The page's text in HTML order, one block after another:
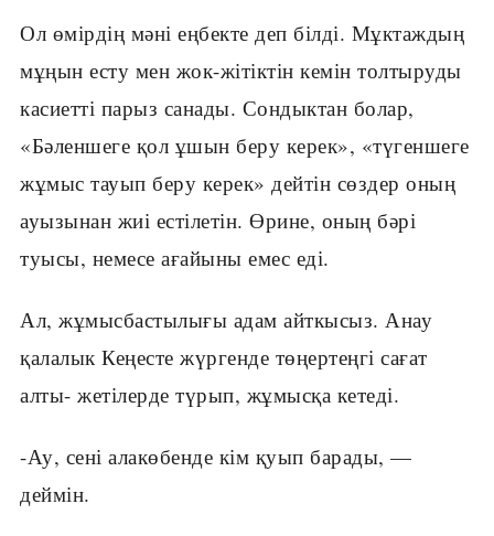
Ол өмірдің мәні еңбекте деп білді. Мұктаждың
мұңын есту мен жок-жітіктін кемін толтыруды
касиетті парыз санады. Сондыктан болар,
«Бәленшеге қол ұшын беру керек», «түгеншеге
жұмыс тауып беру керек» дейтін сөздер оның
ауызынан жиі естілетін. Өрине, оның бәрі
туысы, немесе ағайыны емес еді.
Ал, жұмысбастылығы адам айткысыз. Анау
қалалык Кеңесте жүргенде төңертеңгі сағат
алты- жетілерде түрып, жұмысқа кетеді.
-Ау, сені алакөбенде кім қуып барады, —
деймін.